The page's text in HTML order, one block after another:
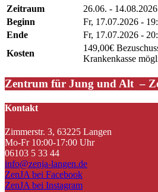
Zeitraum
26.06. - 14.08.2026
Beginn
Fr, 17.07.2026 -
Ende
Fr, 17.07.2026 -
Kosten
149,00€
Krankenkasse
Zentrum für Jung und Alt –
Kontakt
Zimmerstr. 3, 63225 Langen
Mo-Fr 10:00-17:00 Uhr
06103 5 33 44
info@zenja-langen.de
ZenJA bei Facebook
ZenJA bei Instagram